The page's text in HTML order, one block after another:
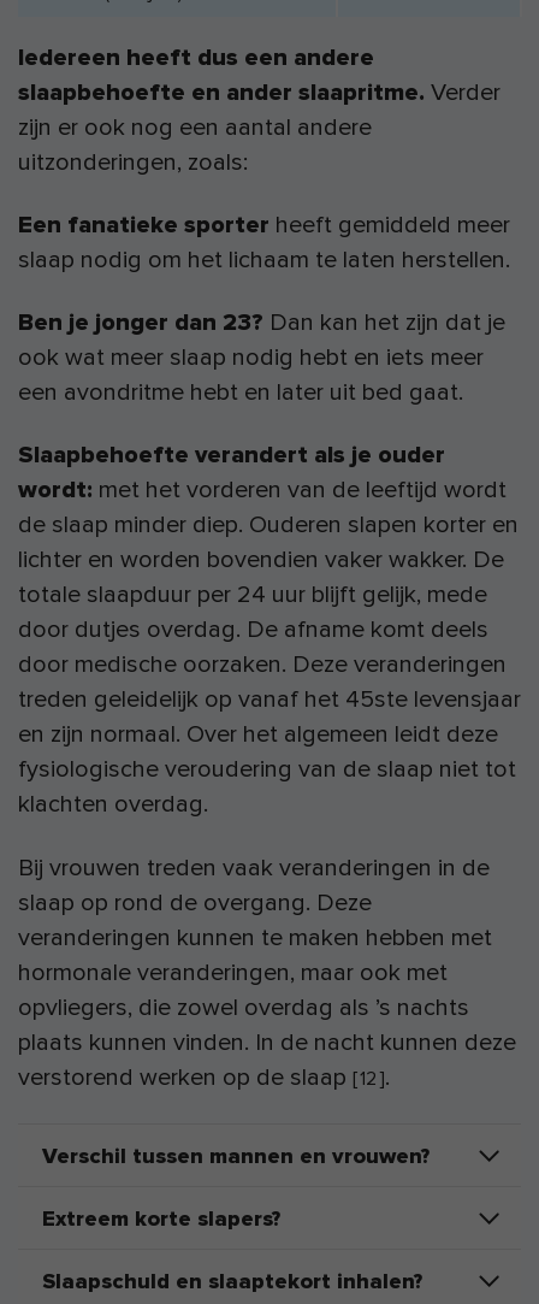
Iedereen heeft dus een andere
slaapbehoefte en ander slaapritme. Verder
zijn er ook nog een aantal andere
uitzonderingen, zoals:
Een fanatieke sporter heeft gemiddeld meer
slaap nodig om het lichaam te laten herstellen.
Ben je jonger dan 23? Dan kan het zijn dat je
ook wat meer slaap nodig hebt en iets meer
een avondritme hebt en later uit bed gaat.
Slaapbehoefte verandert als je ouder
wordt: met het vorderen van de leeftijd wordt
de slaap minder diep. Ouderen slapen korter en
lichter en worden bovendien vaker wakker. De
totale slaapduur per 24 uur blijft gelijk, mede
door dutjes overdag. De afname komt deels
door medische oorzaken. Deze veranderingen
treden geleidelijk op vanaf het 45ste levensjaar
en zijn normaal. Over het algemeen leidt deze
fysiologische veroudering van de slaap niet tot
klachten overdag.
Bij vrouwen treden vaak veranderingen in de
slaap op rond de overgang. Deze
veranderingen kunnen te maken hebben met
hormonale veranderingen, maar ook met
opvliegers, die zowel overdag als ’s nachts
plaats kunnen vinden. In de nacht kunnen deze
verstorend werken op de slaap [12 ].
Verschil tussen mannen en vrouwen?
Extreem korte slapers?
Slaapschuld en slaaptekort inhalen?